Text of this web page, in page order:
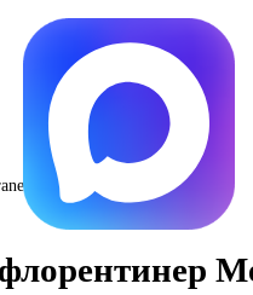
Arena